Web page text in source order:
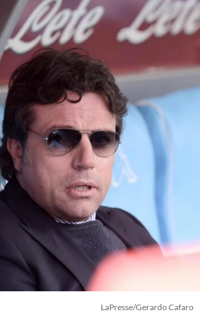
LaPresse/Gerardo Cafaro